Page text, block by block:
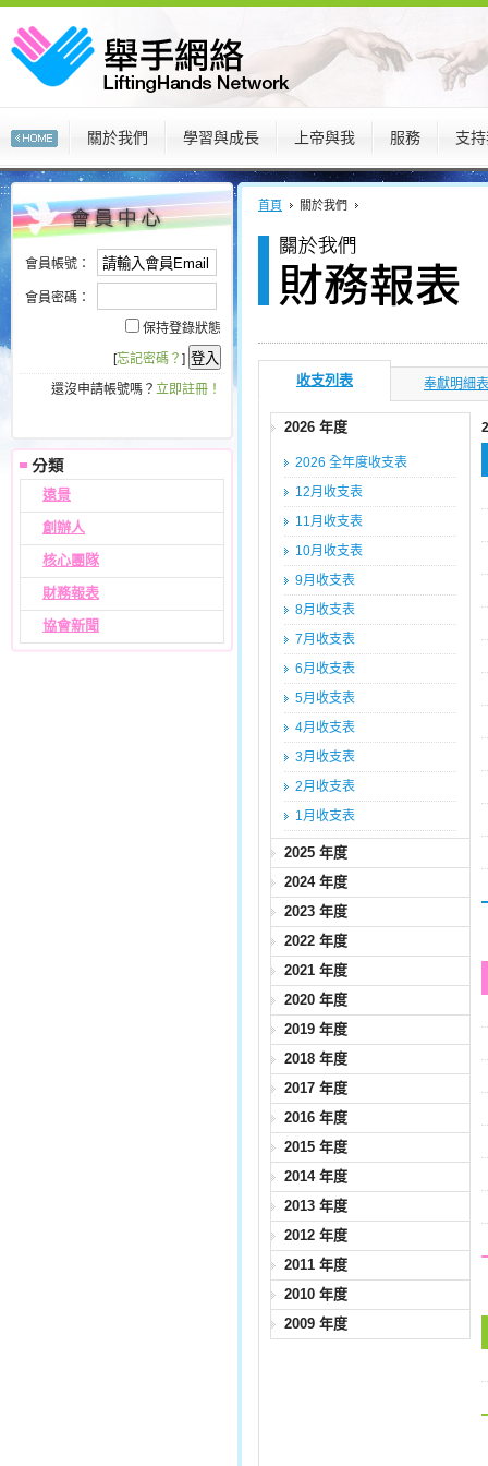
關於我們 學習與成長 上帝與我 服務 支
:::
會員帳號：
會員密碼：
保持登錄狀態
[忘記密碼？ ]
還沒申請帳號嗎？ 立即註冊！
遠景
創辦人
核心團隊
財務報表
協會新聞
:::
首頁 關於我們
收支列表 奉獻明細表
2026 年度
2026 全年度收支表
12月收支表
11月收支表
10月收支表
9月收支表
8月收支表
7月收支表
6月收支表
5月收支表
4月收支表
3月收支表
2月收支表
1月收支表
2025 年度
2024 年度
2023 年度
2022 年度
2021 年度
2020 年度
2019 年度
2018 年度
2017 年度
2016 年度
2015 年度
2014 年度
2013 年度
2012 年度
2011 年度
2010 年度
2009 年度